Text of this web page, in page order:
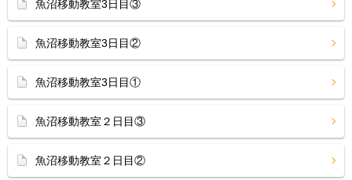
魚沼移動教室3日目③
魚沼移動教室3日目②
魚沼移動教室3日目①
魚沼移動教室２日目③
魚沼移動教室２日目②